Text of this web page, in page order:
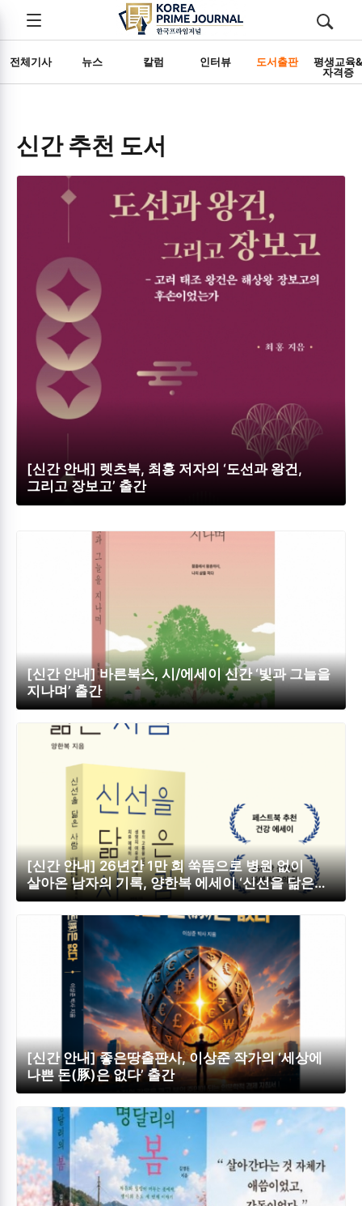
전체기사 뉴스 칼럼 인터뷰 도서출판
평생교육
자격증
전체메뉴 검색
열기/
신간 추천 도서
[신간 안내] 렛츠북, 최홍 저자의 ‘도선과 왕건,
그리고 장보고’ 출간
[신간 안내] 바른북스, 시/에세이 신간 ‘빛과 그늘을
지나며’ 출간
[신간 안내] 26년간 1만 회 쑥뜸으로 병원 없이
살아온 남자의 기록, 양한복 에세이 ‘신선을 닮은
사람’ 페스트북 추천 도서 선정
[신간 안내] 좋은땅출판사, 이상준 작가의 ‘세상에
나쁜 돈(豚)은 없다’ 출간